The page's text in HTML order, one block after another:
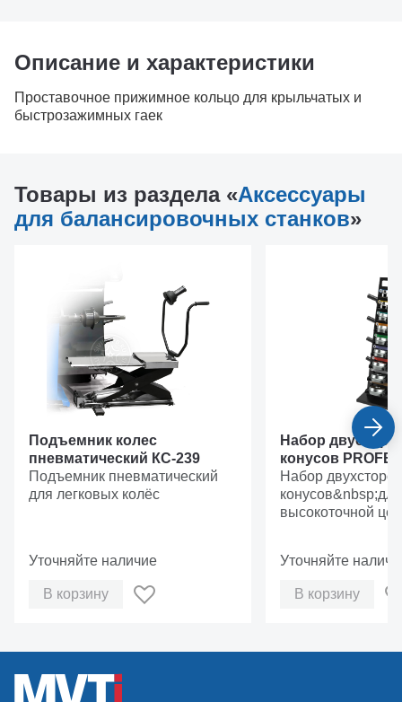
Описание и характеристики
Проставочное прижимное кольцо для крыльчатых и
быстрозажимных гаек
Товары из раздела «Аксессуары
для балансировочных станков»
Подъемник колес
пневматический КС-239
Подъемник пневматический
для легковых колёс
Уточняйте наличие
В корзину
Набор
конусов
Набор
конусов&nbsp;для
высокоточной
Уточняйте
В корзину